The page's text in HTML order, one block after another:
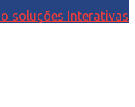
soluções Interativas